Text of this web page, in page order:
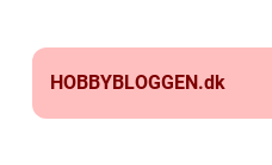
HOBBYBLOGGEN.dk